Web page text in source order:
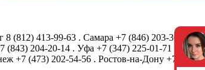
8 (812) 413-99-63 . Самара +7 (846) 203-30-07.
(843) 204-20-14 . Уфа +7 (347) 225-01-71
+7 (473) 202-54-56 . Ростов-на-Дону +7 (863)